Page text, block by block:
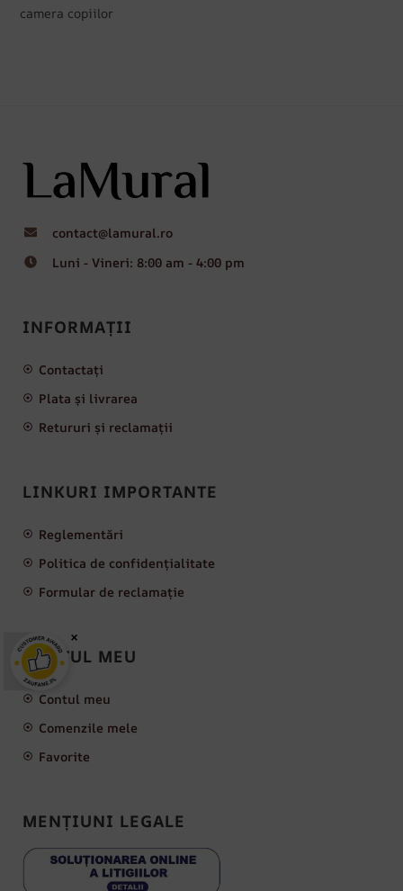
camera copiilor
contact@lamural.ro
Luni - Vineri: 8:00 am - 4:00 pm
INFORMAȚII
Contactați
Plata și livrarea
Retururi și reclamații
LINKURI IMPORTANTE
Reglementări
Politica de confidențialitate
Formular de reclamație
CONTUL MEU
Contul meu
Comenzile mele
Favorite
MENȚIUNI LEGALE
×